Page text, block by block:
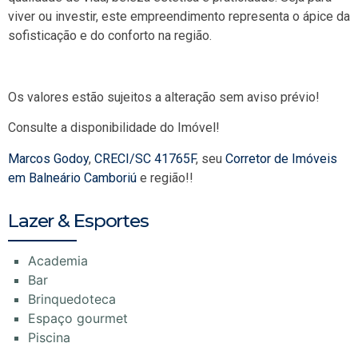
viver ou investir, este empreendimento representa o ápice da
sofisticação e do conforto na região.
Os valores estão sujeitos a alteração sem aviso prévio!
Consulte a disponibilidade do Imóvel!
Marcos Godoy, CRECI/SC 41765F, seu Corretor de Imóveis
em Balneário Camboriú e região!!
Lazer & Esportes
Academia
Bar
Brinquedoteca
Espaço gourmet
Piscina